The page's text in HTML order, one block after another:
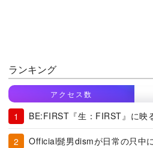
ランキング
アクセス数
BE:FIRST『生：FIRST』に映
Official髭男dismが日常の只中